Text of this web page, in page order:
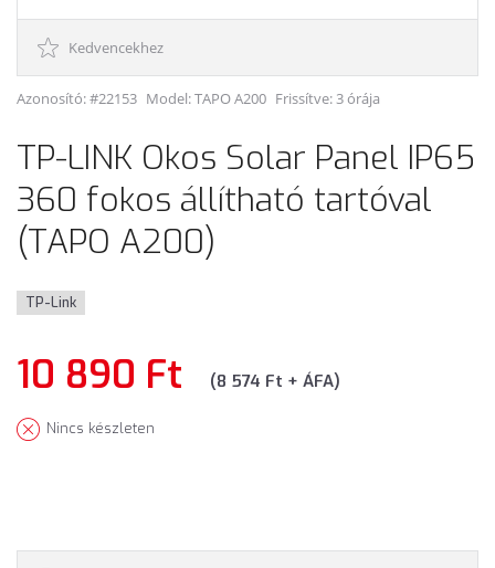
Kedvencekhez
Azonosító: #22153 Model:TAPO A200 Frissítve: 3 órája
TP-LINK Okos Solar Panel IP65
360 fokos állítható tartóval
(TAPO A200)
TP-Link
10 890 Ft (8 574 Ft + ÁFA)
Nincs készleten